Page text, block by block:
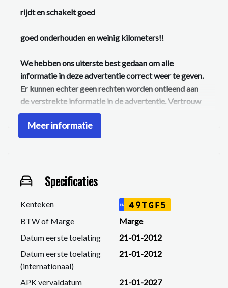
rijdt en schakelt goed
goed onderhouden en weinig kilometers!!
We hebben ons uiterste best gedaan om alle
informatie in deze advertentie correct weer te geven.
Er kunnen echter geen rechten worden ontleend aan
de verstrekte informatie in de advertentie. Vertrouw
niet alleen op deze informatie maar controleer altijd
zelf de zaken welke voor jouw belangrijk zijn en je
beslissing zouden kunnen beïnvloeden. Neem contact
Meer informatie
Specificaties
Kenteken NL 49TGF5
BTW of Marge
Marge
Datum eerste toelating
21-01-2012
Datum eerste toelating
(internationaal)
21-01-2012
APK vervaldatum
21-01-2027